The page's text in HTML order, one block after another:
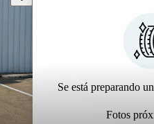
Se está preparando
Fotos